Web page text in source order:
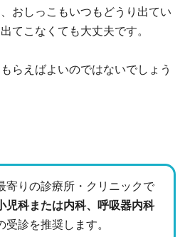
おしっこもいつもどうり出てい
てこなくても大丈夫です。
らえばよいのではないでしょう
寄りの診療所・クリニックで
児科または内科、呼吸器内科
受診を推奨します。